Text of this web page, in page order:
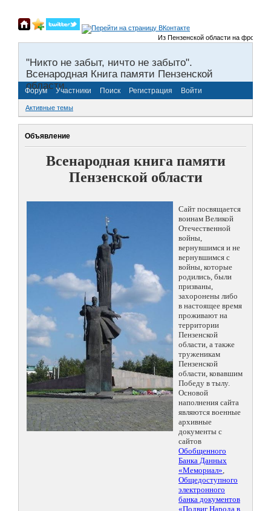
Из Пензенской области на фронты
"Никто не забыт, ничто не забыто".
Всенародная Книга памяти Пензенской
области.
Форум Участники Поиск Регистрация Войти
Активные темы
Объявление
Всенародная книга памяти
Пензенской области
Сайт посвящается
воинам Великой
Отечественной
войны,
вернувшимся и не
вернувшимся с
войны, которые
родились, были
призваны,
захоронены либо
в настоящее время
проживают на
территории
Пензенской
области, а также
труженикам
Пензенской
области, ковавшим
Победу в тылу.
Основой
наполнения сайта
являются военные
архивные
документы с
сайтов
Обобщенного
Банка Данных
«Мемориал»,
Общедоступного
электронного
банка документов
«Подвиг Народа в